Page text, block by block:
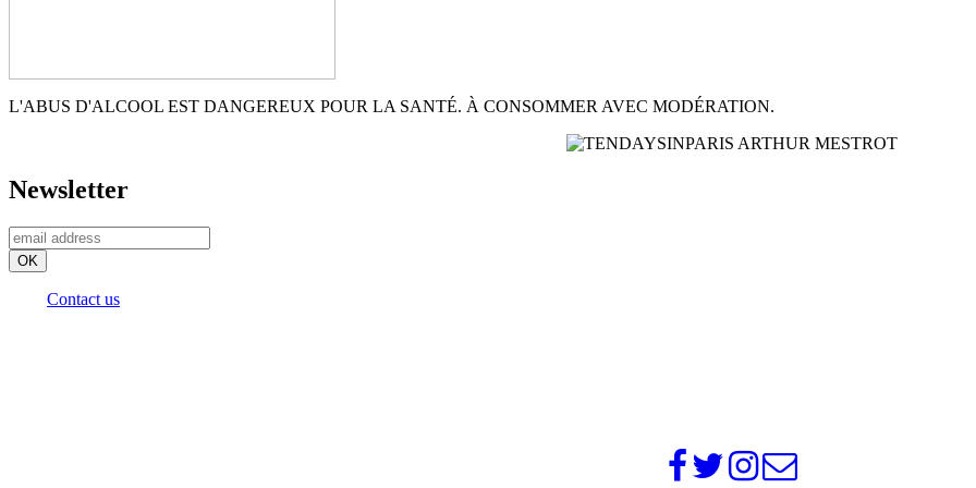
L'ABUS D'ALCOOL EST DANGEREUX POUR LA SANTÉ. À CONSOMMER AVEC MODÉRATION.
Newsletter
Contact us